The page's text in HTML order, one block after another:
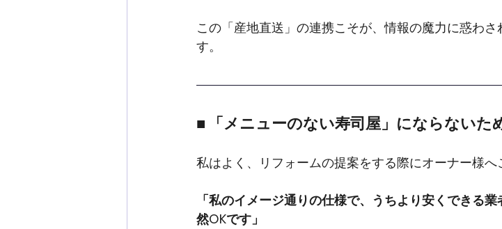
この「産地直送」の連携こそが、情報の魔力に惑わ
す。
■ 「メニューのない寿司屋」にならないた
私はよく、リフォームの提案をする際にオーナー様へ
「私のイメージ通りの仕様で、うちより安くできる
然OKです」